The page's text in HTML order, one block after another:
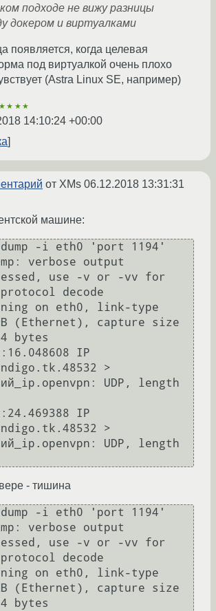
подходе не вижу разницы
докером и виртуалками
появляется, когда целевая
под виртуалкой очень плохо
(Astra Linux SE, например)
14:10:24 +00:00
от XMs 06.12.2018 13:31:31
машине:
-i eth0 'port 1194'
verbose output
use -v or -vv for
decode
on eth0, link-type
(Ethernet), capture size
bytes
IP
>
UDP, length
IP
>
UDP, length
- тишина
-i eth0 'port 1194'
verbose output
use -v or -vv for
decode
on eth0, link-type
(Ethernet), capture size
bytes